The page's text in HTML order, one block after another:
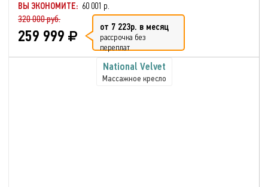
ВЫ ЭКОНОМИТЕ: 60 001 р.
320 000 руб.
259 999 от 7 223р. в месяц
рассрочка без
переплат
National Velvet
Массажное кресло